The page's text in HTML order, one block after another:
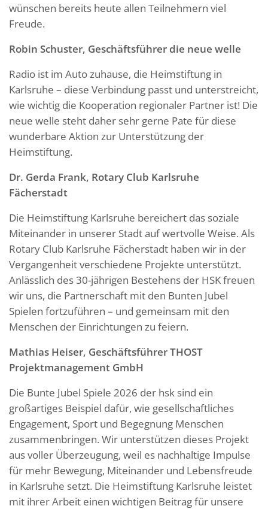
wünschen bereits heute allen Teilnehmern viel
Freude.
Robin Schuster, Geschäftsführer die neue welle
Radio ist im Auto zuhause, die Heimstiftung in
Karlsruhe – diese Verbindung passt und unterstreicht,
wie wichtig die Kooperation regionaler Partner ist! Die
neue welle steht daher sehr gerne Pate für diese
wunderbare Aktion zur Unterstützung der
Heimstiftung.
Dr. Gerda Frank, Rotary Club Karlsruhe
Fächerstadt
Die Heimstiftung Karlsruhe bereichert das soziale
Miteinander in unserer Stadt auf wertvolle Weise. Als
Rotary Club Karlsruhe Fächerstadt haben wir in der
Vergangenheit verschiedene Projekte unterstützt.
Anlässlich des 30-jährigen Bestehens der HSK freuen
wir uns, die Partnerschaft mit den Bunten Jubel
Spielen fortzuführen – und gemeinsam mit den
Menschen der Einrichtungen zu feiern.
Mathias Heiser, Geschäftsführer THOST
Projektmanagement GmbH
Die Bunte Jubel Spiele 2026 der hsk sind ein
großartiges Beispiel dafür, wie gesellschaftliches
Engagement, Sport und Begegnung Menschen
zusammenbringen. Wir unterstützen dieses Projekt
aus voller Überzeugung, weil es nachhaltige Impulse
für mehr Bewegung, Miteinander und Lebensfreude
in Karlsruhe setzt. Die Heimstiftung Karlsruhe leistet
mit ihrer Arbeit einen wichtigen Beitrag für unsere